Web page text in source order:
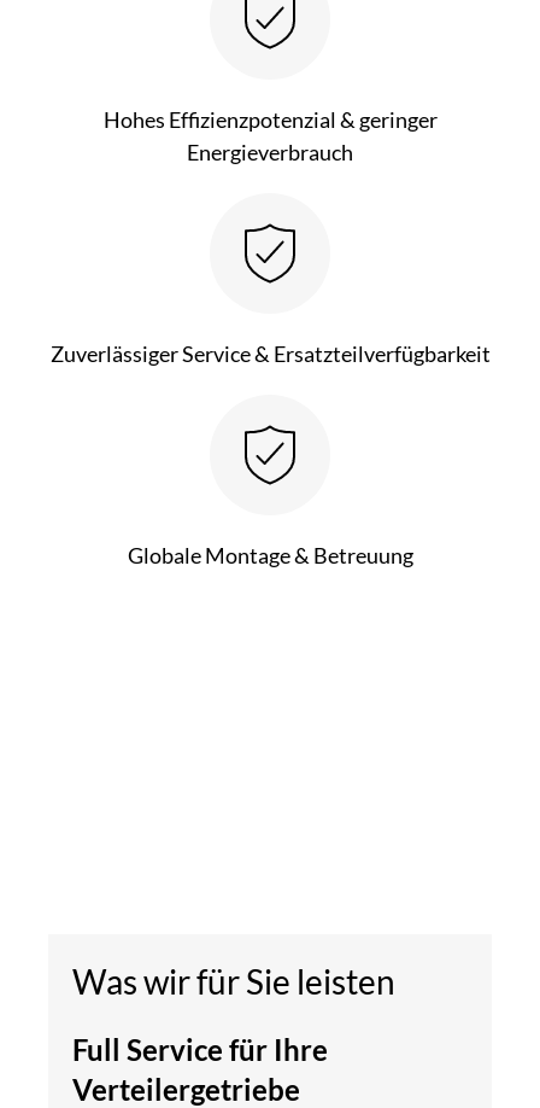
Hohes Effizienzpotenzial & geringer
Energieverbrauch
Zuverlässiger Service & Ersatzteilverfügbarkeit
Globale Montage & Betreuung
Was wir für Sie leisten
Full Service für Ihre
Verteilergetriebe